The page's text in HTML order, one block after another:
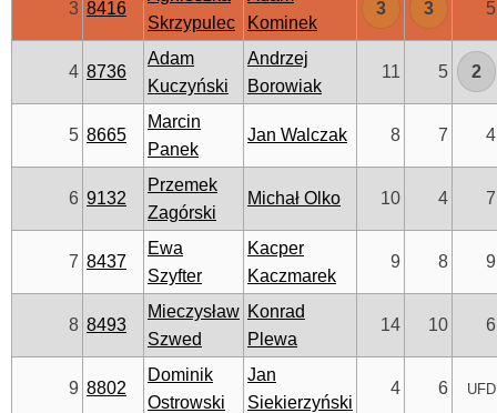
3 8416
Skrzypulec
Kominek
3 3 5
4 8736
Adam
Kuczyński
Andrzej
Borowiak
11 5 2
5 8665
Marcin
Panek
Jan Walczak 8 7 4
6 9132
Przemek
Zagórski
Michał Olko 10 4 7
7 8437
Ewa
Szyfter
Kacper
Kaczmarek
9 8 9
8 8493
Mieczysław
Szwed
Konrad
Plewa
14 10 6
9 8802
Dominik
Ostrowski
Jan
Siekierzyński
4 6 UFD